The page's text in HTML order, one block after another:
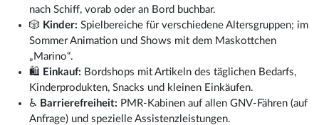
nach Schiff, vorab oder an Bord buchbar.
🎲 Kinder: Spielbereiche für verschiedene Altersgruppen; im
Sommer Animation und Shows mit dem Maskottchen
„Marino“.
🛍️ Einkauf: Bordshops mit Artikeln des täglichen Bedarfs,
Kinderprodukten, Snacks und kleinen Einkäufen.
♿ Barrierefreiheit: PMR-Kabinen auf allen GNV-Fähren (auf
Anfrage) und spezielle Assistenzleistungen.